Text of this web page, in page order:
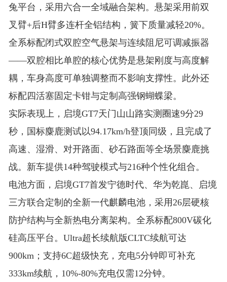
兔平台，采用六合一全域融合架构。悬架采用前双
叉臂+后H臂多连杆全铝结构，簧下质量减轻20%。
全系标配闭式双腔空气悬架与连续阻尼可调减振器
——双腔相比单腔的核心优势是悬架刚度与高度解
耦，车身高度可单独调整而不影响支撑性。此外还
标配四活塞固定卡钳与定制高强钢蝴蝶梁。
实际表现上，启境GT7天门山山路实测圈速9分29
秒，国标麋鹿测试以94.17km/h登顶同级，且完成了
高速、湿滑、对开路面、砂石路面等全场景麋鹿挑
战。新车提供14种驾驶模式与216种个性化组合。
电池方面，启境GT7首发宁德时代、华为乾崑、启境
三方联合定制的全新一代麒麟电池，采用26层硬核
防护结构与全新热电分离架构。全系标配800V碳化
硅高压平台。Ultra超长续航版CLTC续航可达
900km ；支持6C超级快充，充电5分钟即可补充
333km续航，10%-80%充电仅需12分钟。